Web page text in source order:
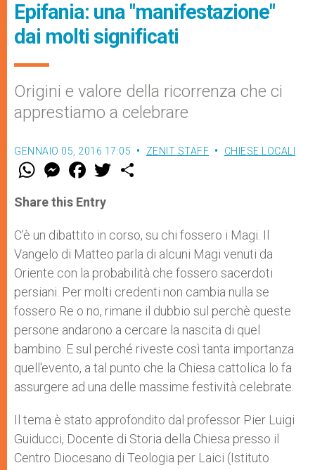
Epifania: una "manifestazione"
dai molti significati
Origini e valore della ricorrenza che ci
apprestiamo a celebrare
GENNAIO 05, 2016 17:05 ZENIT STAFF CHIESE LOCALI
W
t
s
p
p
M
e
s
e
g
e
r
F
a
e
b
o
k
w
r
Share this Entry
C’è un dibattito in corso, su chi fossero i Magi. Il
Vangelo di Matteo parla di alcuni Magi venuti da
Oriente con la probabilità che fossero sacerdoti
persiani. Per molti credenti non cambia nulla se
fossero Re o no, rimane il dubbio sul perchè queste
persone andarono a cercare la nascita di quel
bambino. E sul perché riveste così tanta importanza
quell'evento, a tal punto che la Chiesa cattolica lo fa
assurgere ad una delle massime festività celebrate.
Il tema è stato approfondito dal professor Pier Luigi
Guiducci, Docente di Storia della Chiesa presso il
Centro Diocesano di Teologia per Laici (Istituto